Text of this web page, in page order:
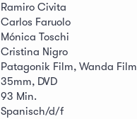
Ramiro Civita
Carlos Faruolo
Mónica Toschi
Cristina Nigro
Patagonik Film, Wanda Film
35mm, DVD
93 Min.
Spanisch/d/f